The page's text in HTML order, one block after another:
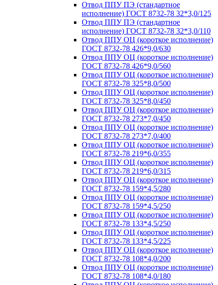
Отвод ППУ ПЭ (стандартное
исполнение) ГОСТ 8732-78 32*3,0/125
Отвод ППУ ПЭ (стандартное
исполнение) ГОСТ 8732-78 32*3,0/110
Отвод ППУ ОЦ (короткое исполнение)
ГОСТ 8732-78 426*9,0/630
Отвод ППУ ОЦ (короткое исполнение)
ГОСТ 8732-78 426*9,0/560
Отвод ППУ ОЦ (короткое исполнение)
ГОСТ 8732-78 325*8,0/500
Отвод ППУ ОЦ (короткое исполнение)
ГОСТ 8732-78 325*8,0/450
Отвод ППУ ОЦ (короткое исполнение)
ГОСТ 8732-78 273*7,0/450
Отвод ППУ ОЦ (короткое исполнение)
ГОСТ 8732-78 273*7,0/400
Отвод ППУ ОЦ (короткое исполнение)
ГОСТ 8732-78 219*6,0/355
Отвод ППУ ОЦ (короткое исполнение)
ГОСТ 8732-78 219*6,0/315
Отвод ППУ ОЦ (короткое исполнение)
ГОСТ 8732-78 159*4,5/280
Отвод ППУ ОЦ (короткое исполнение)
ГОСТ 8732-78 159*4,5/250
Отвод ППУ ОЦ (короткое исполнение)
ГОСТ 8732-78 133*4,5/250
Отвод ППУ ОЦ (короткое исполнение)
ГОСТ 8732-78 133*4,5/225
Отвод ППУ ОЦ (короткое исполнение)
ГОСТ 8732-78 108*4,0/200
Отвод ППУ ОЦ (короткое исполнение)
ГОСТ 8732-78 108*4,0/180